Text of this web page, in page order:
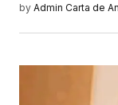
by Admin Carta de